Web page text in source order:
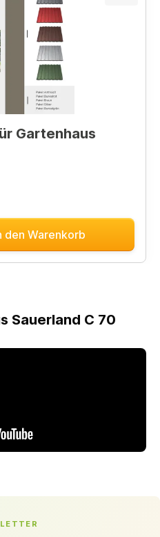
Gartenhaus
den Warenkorb
Sauerland C 70